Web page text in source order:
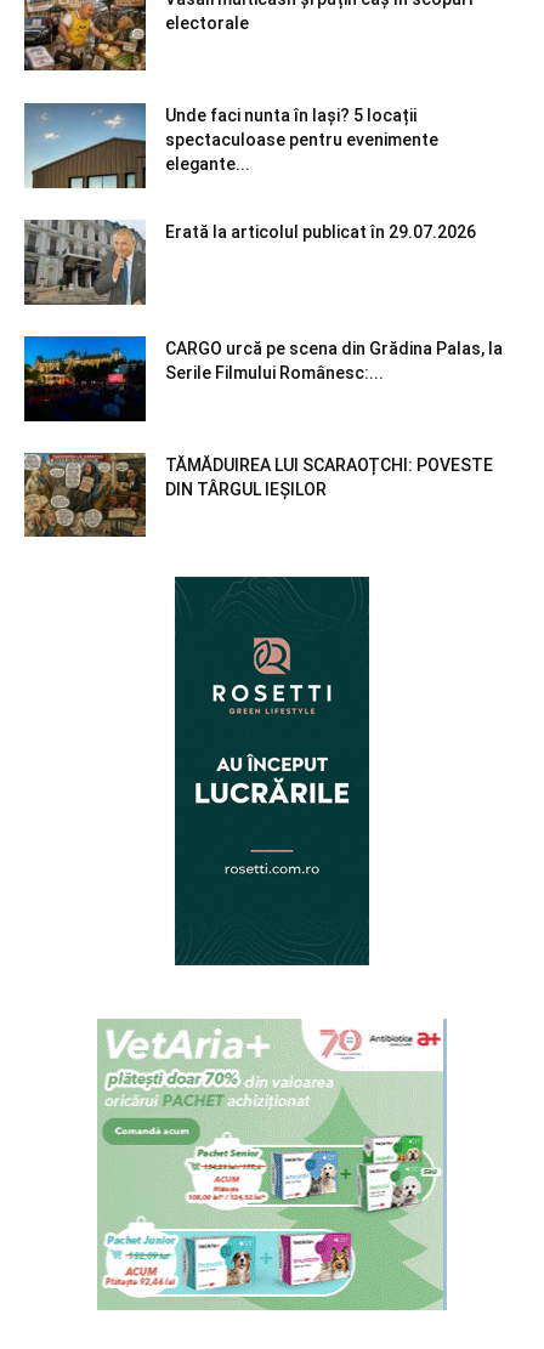
electorale
Unde faci nunta în Iași? 5 locații
spectaculoase pentru evenimente
elegante...
Erată la articolul publicat în 29.07.2026
CARGO urcă pe scena din Grădina Palas, la
Serile Filmului Românesc:...
TĂMĂDUIREA LUI SCARAOȚCHI: POVESTE
DIN TÂRGUL IEȘILOR